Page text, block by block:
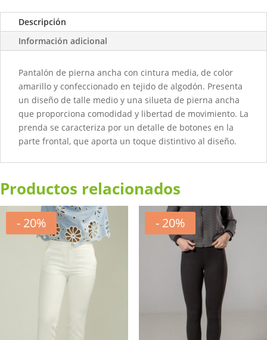
Descripción
Información adicional
Pantalón de pierna ancha con cintura media, de color
amarillo y confeccionado en tejido de algodón. Presenta
un diseño de talle medio y una silueta de pierna ancha
que proporciona comodidad y libertad de movimiento. La
prenda se caracteriza por un detalle de botones en la
parte frontal, que aporta un toque distintivo al diseño.
Productos relacionados
- 20% - 20%